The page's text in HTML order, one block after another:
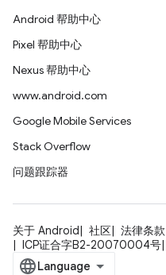
Android 帮助中心
Pixel 帮助中心
Nexus 帮助中心
www.android.com
Google Mobile Services
Stack Overflow
问题跟踪器
关于 Android 社区 法律条款
ICP证合字B2-20070004号